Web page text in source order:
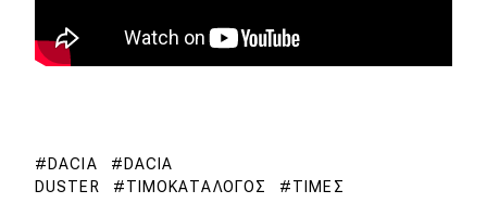
DACIA
DACIA
DUSTER
ΤΙΜΟΚΑΤΆΛΟΓΟΣ ΤΙΜΈΣ